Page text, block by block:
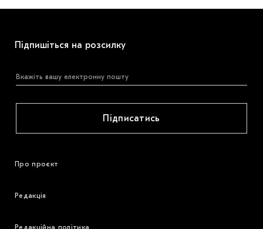
Підпишіться на розсилку
Підписатись
Про проєкт
Редакція
Редакційна політика